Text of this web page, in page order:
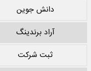
دانش جوین
آراد برندینگ
ثبت شرکت